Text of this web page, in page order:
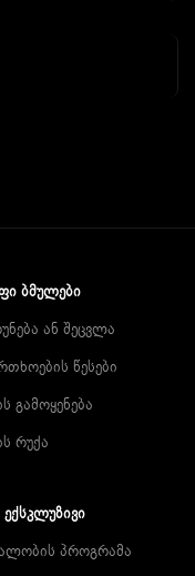
ᲑᲛᲣᲚᲔᲑᲘ
ან შეცვლა
წესები
გამოყენება
რუქა
ᲔᲥᲡᲙᲚᲣᲖᲘᲕᲘ
პროგრამა